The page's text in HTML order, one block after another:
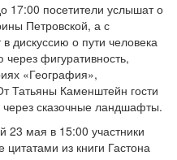
17:00 посетители услышат о
Петровской, а с
дискуссию о пути человека
фигуративность,
«География»,
Татьяны Каменштейн гости
сказочные ландшафты.
23 мая в 15:00 участники
из книги Гастона